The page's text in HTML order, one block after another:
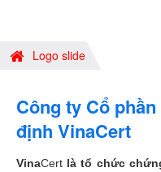
Logo slide
Công ty Cổ
định VinaCert
VinaCert là tổ chức